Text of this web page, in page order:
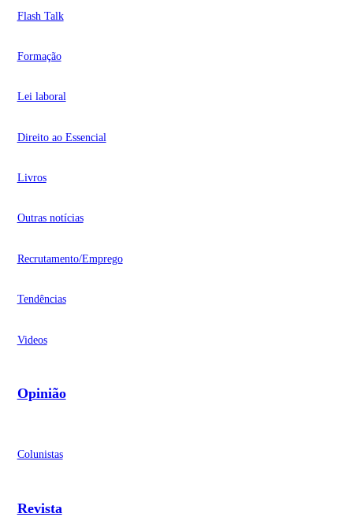
Flash Talk
Formação
Lei laboral
Direito ao Essencial
Livros
Outras notícias
Recrutamento/Emprego
Tendências
Videos
Opinião
Colunistas
Revista